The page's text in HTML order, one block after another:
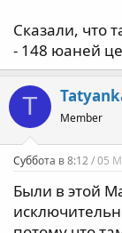
Сказали, что
- 148 юаней
T Member
Суббота в 8:12 / 05
Были в этой